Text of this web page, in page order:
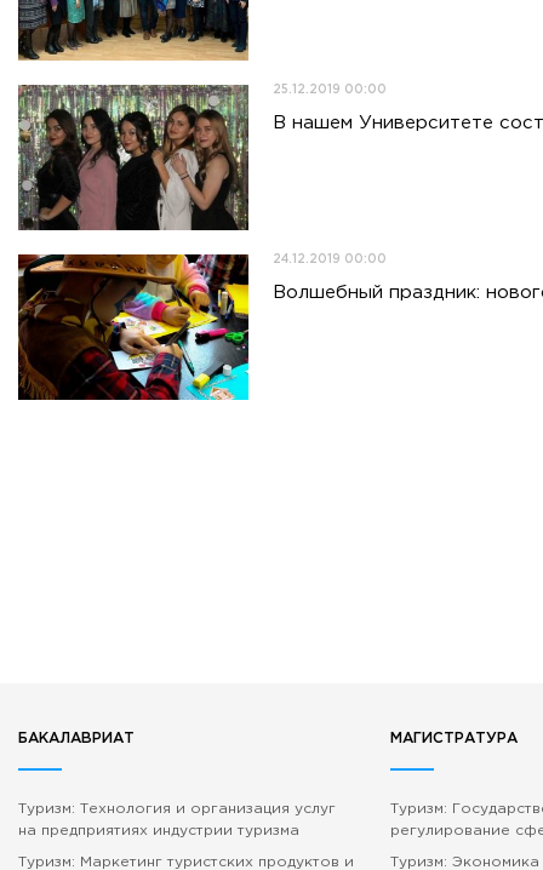
25.12.2019 00:00
В нашем Университете
24.12.2019 00:00
Волшебный праздник:
БАКАЛАВРИАТ
Туризм: Технология и организация услуг
на предприятиях индустрии туризма
Туризм: Маркетинг туристских продуктов и
МАГИСТРАТУРА
Туризм:
регулирование
Туризм: Экономика